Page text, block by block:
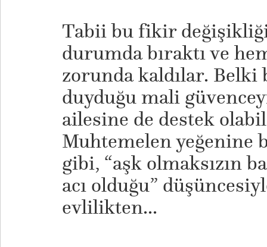
Tabii bu fikir
durumda bıraktı ve
zorunda kaldılar.
duyduğu mali
ailesine de destek
Muhtemelen yeğenine
gibi, “aşk olmaksızın
acı olduğu”
evlilikten...